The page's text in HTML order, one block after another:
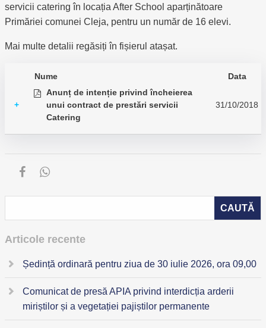
servicii catering în locația After School aparținătoare
Primăriei comunei Cleja, pentru un număr de 16 elevi.
Mai multe detalii regăsiți în fișierul atașat.
Nume Data
+
Anunț de intenție privind încheierea
unui contract de prestări servicii
Catering
31/10/2018
Articole recente
Ședință ordinară pentru ziua de 30 iulie 2026, ora 09,00
Comunicat de presă APIA privind interdicția arderii
miriștilor și a vegetației pajiștilor permanente